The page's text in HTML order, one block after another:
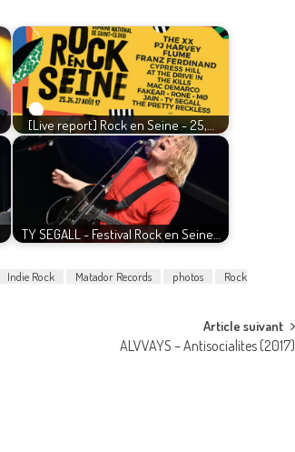
[Live report] Rock en Seine - 25,…
TY SEGALL - Festival Rock en Seine…
Indie Rock Matador Records photos
Rock
Article suivant
ALVVAYS – Antisocialites (2017)